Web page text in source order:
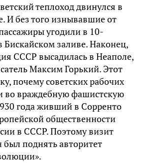
теплоход двинулся в
И без того изнывавшие от
угодили в 10-
заливе. Наконец,
СССР высадилась в Неаполе,
Максим Горький. Этот
почему советских рабочих
во враждебную фашистскую
года живший в Сорренто
общественности
в СССР. Поэтому визит
поднять авторитет